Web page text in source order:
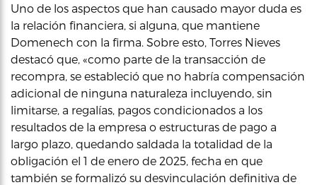
Uno de los aspectos que han causado mayor duda es
la relación financiera, si alguna, que mantiene
Domenech con la firma. Sobre esto, Torres Nieves
destacó que, «como parte de la transacción de
recompra, se estableció que no habría compensación
adicional de ninguna naturaleza incluyendo, sin
limitarse, a regalías, pagos condicionados a los
resultados de la empresa o estructuras de pago a
largo plazo, quedando saldada la totalidad de la
obligación el 1 de enero de 2025, fecha en que
también se formalizó su desvinculación definitiva de